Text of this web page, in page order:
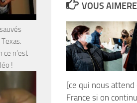
VOUS
[ce qui nous attend
France si on
ce n’est
!